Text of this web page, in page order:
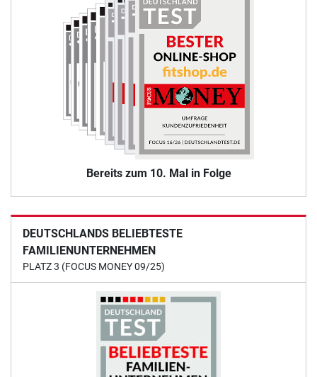
Bereits zum 10. Mal in Folge
DEUTSCHLANDS BELIEBTESTE
FAMILIENUNTERNEHMEN
PLATZ 3 (FOCUS MONEY 09/25)